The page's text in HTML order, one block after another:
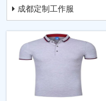
成都定制工作服